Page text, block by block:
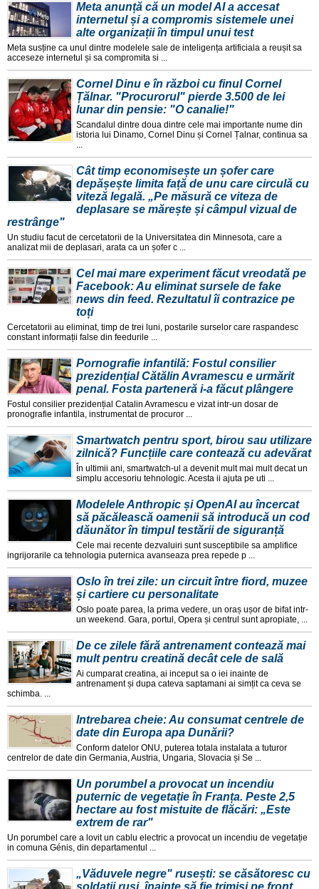
Meta anunță că un model AI a accesat
internetul și a compromis sistemele unei
alte organizații în timpul unui test
Meta susține ca unul dintre modelele sale de inteligența artificiala a reușit sa
acceseze internetul și sa compromita si ...
Cornel Dinu e în război cu finul Cornel
Țălnar. "Procurorul" pierde 3.500 de lei
lunar din pensie: "O canalie!"
Scandalul dintre doua dintre cele mai importante nume din
istoria lui Dinamo, Cornel Dinu și Cornel Țalnar, continua sa
...
Cât timp economisește un șofer care
depășește limita față de unu care circulă cu
viteză legală. „Pe măsură ce viteza de
deplasare se mărește și câmpul vizual de
restrânge"
Un studiu facut de cercetatorii de la Universitatea din Minnesota, care a
analizat mii de deplasari, arata ca un șofer c ...
Cel mai mare experiment făcut vreodată pe
Facebook: Au eliminat sursele de fake
news din feed. Rezultatul îi contrazice pe
toți
Cercetatorii au eliminat, timp de trei luni, postarile surselor care raspandesc
constant informații false din feedurile ...
Pornografie infantilă: Fostul consilier
prezidențial Cătălin Avramescu e urmărit
penal. Fosta parteneră i-a făcut plângere
Fostul consilier prezidențial Catalin Avramescu e vizat intr-un dosar de
pronografie infantila, instrumentat de procuror ...
Smartwatch pentru sport, birou sau utilizare
zilnică? Funcțiile care contează cu adevărat
În ultimii ani, smartwatch-ul a devenit mult mai mult decat un
simplu accesoriu tehnologic. Acesta ii ajuta pe uti ...
Modelele Anthropic și OpenAI au încercat
să păcălească oamenii să introducă un cod
dăunător în timpul testării de siguranță
Cele mai recente dezvaluiri sunt susceptibile sa amplifice
ingrijorarile ca tehnologia puternica avanseaza prea repede p ...
Oslo în trei zile: un circuit între fiord, muzee
și cartiere cu personalitate
Oslo poate parea, la prima vedere, un oraș ușor de bifat intr-
un weekend. Gara, portul, Opera și centrul sunt apropiate, ...
De ce zilele fără antrenament contează mai
mult pentru creatină decât cele de sală
Ai cumparat creatina, ai inceput sa o iei inainte de
antrenament și dupa cateva saptamani ai simțit ca ceva se
schimba. ...
Intrebarea cheie: Au consumat centrele de
date din Europa apa Dunării?
Conform datelor ONU, puterea totala instalata a tuturor
centrelor de date din Germania, Austria, Ungaria, Slovacia și Se ...
Un porumbel a provocat un incendiu
puternic de vegetație în Franța. Peste 2,5
hectare au fost mistuite de flăcări: „Este
extrem de rar"
Un porumbel care a lovit un cablu electric a provocat un incendiu de vegetație
in comuna Génis, din departamentul ...
„Văduvele negre" rusești: se căsătoresc cu
soldații ruși, înainte să fie trimiși pe front.